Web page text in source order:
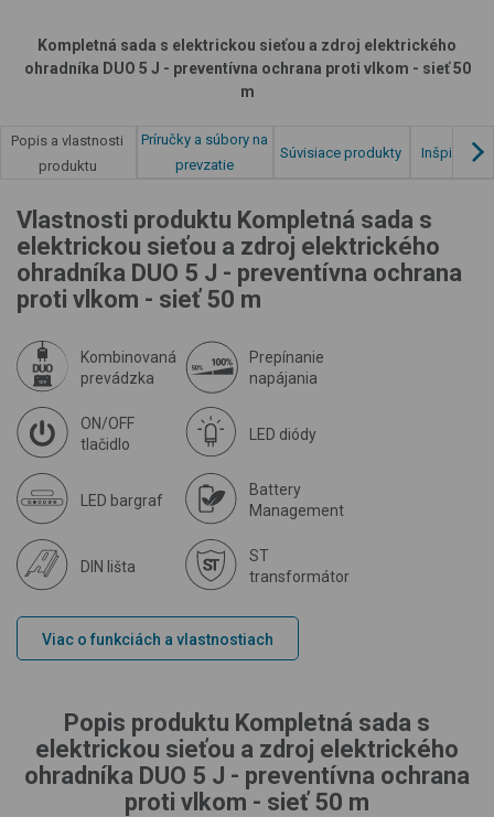
Kompletná sada s elektrickou sieťou a zdroj elektrického
ohradníka DUO 5 J - preventívna ochrana proti vlkom - sieť 50
m
Popis a vlastnosti
produktu
Príručky a súbory na
prevzatie
Súvisiace produkty Inšpirácia
Vlastnosti produktu Kompletná sada s
elektrickou sieťou a zdroj elektrického
ohradníka DUO 5 J - preventívna ochrana
proti vlkom - sieť 50 m
Kombinovaná
prevádzka
Prepínanie
napájania
ON/OFF
tlačidlo
LED diódy
LED bargraf
Battery
Management
DIN lišta
ST
transformátor
Viac o funkciách a vlastnostiach
Popis produktu Kompletná sada s
elektrickou sieťou a zdroj elektrického
ohradníka DUO 5 J - preventívna ochrana
proti vlkom - sieť 50 m